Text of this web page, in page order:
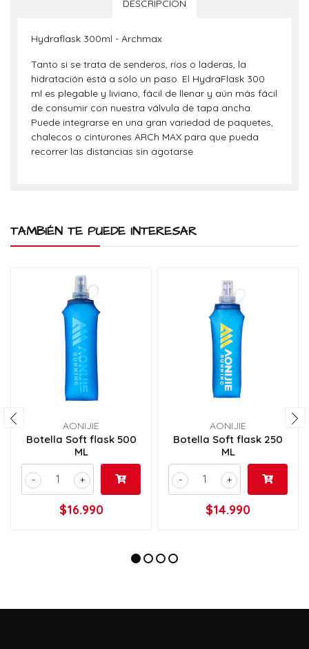
DESCRIPCIÓN
Hydraflask 300ml - Archmax
Tanto si se trata de senderos, ríos o laderas, la
hidratación está a sólo un paso. El HydraFlask 300
ml es plegable y liviano, fácil de llenar y aún más fácil
de consumir con nuestra válvula de tapa ancha.
Puede integrarse en una gran variedad de paquetes,
chalecos o cinturones ARCh MAX para que pueda
recorrer las distancias sin agotarse.
TAMBIÉN TE PUEDE INTERESAR
AONIJIE
Botella Soft flask 500
ML
+
-
$16.990
AONIJIE
Botella Soft flask 250
ML
+
-
$14.990